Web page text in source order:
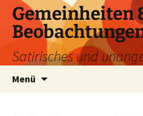
Zum
Inhalt
springen
Gemeinheiten
Satirisches und
Menü